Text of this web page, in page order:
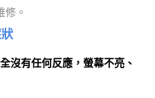
修。
沒有任何反應，螢幕不亮、